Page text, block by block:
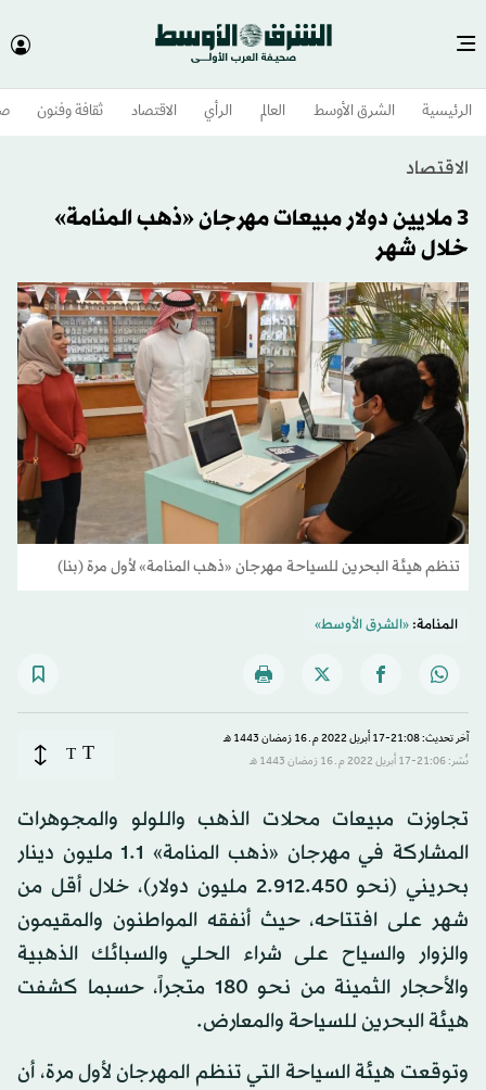
الرئيسية الشرق الأوسط​ العالم الرأي الاقتصاد ثقافة وفنون
الاقتصاد
3 ملايين دولار مبيعات مهرجان «ذهب المنامة»
خلال شهر
تنظم هيئة البحرين للسياحة مهرجان «ذهب المنامة» لأول مرة (بنا)
المنامة:«الشرق الأوسط»
آخر تحديث: 21:08-17 أبريل 2022 م ـ 16 رَمضان 1443 هـ
نُشر: 21:06-17 أبريل 2022 م ـ 16 رَمضان 1443 هـ
T
T
تجاوزت مبيعات محلات الذهب واللولو والمجوهرات
المشاركة في مهرجان «ذهب المنامة» 1.1 مليون دينار
بحريني (نحو 2.912.450 مليون دولار)، خلال أقل من
شهر على افتتاحه، حيث أنفقه المواطنون والمقيمون
والزوار والسياح على شراء الحلي والسبائك الذهبية
والأحجار الثمينة من نحو 180 متجراً، حسبما كشفت
هيئة البحرين للسياحة والمعارض.
وتوقعت هيئة السياحة التي تنظم المهرجان لأول مرة، أن